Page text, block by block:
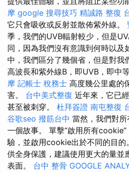
摩 google 搜尋技巧 精誠路 整復
它只會吸收或反射並散佈紫外線。
季，我們的UVB輻射較少，但是
同，因為我們沒有意識到何時以及
中，我們區分了幾個省，但是對我
高波長和紫外線B，即UVB，即中
摩 記帳士 稅務士 高度幾公里處的
害。 台中美式整復 近年來，它已
甚至被刺穿。 杜拜簽證 南屯整復
谷歌seo 撥筋台中 當然，我們對
一個故事。 單擊“啟用所有
驗，並啟用cookie出於不同的目的
供全身保護，建議使用更大的量並
表面。 台中 整骨 GOOGLE